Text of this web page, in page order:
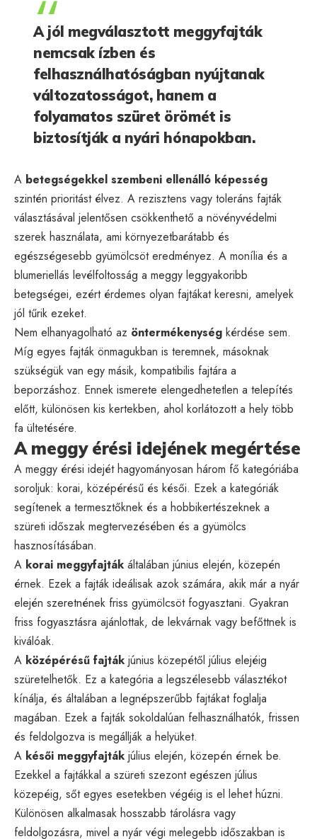
A jól megválasztott meggyfajták
nemcsak ízben és
felhasználhatóságban nyújtanak
változatosságot, hanem a
folyamatos szüret örömét is
biztosítják a nyári hónapokban.
A betegségekkel szembeni ellenálló képesség
szintén prioritást élvez. A rezisztens vagy toleráns fajták
választásával jelentősen csökkenthető a növényvédelmi
szerek használata, ami környezetbarátabb és
egészségesebb gyümölcsöt eredményez. A monília és a
blumeriellás levélfoltosság a meggy leggyakoribb
betegségei, ezért érdemes olyan fajtákat keresni, amelyek
jól tűrik ezeket.
Nem elhanyagolható az öntermékenység kérdése sem.
Míg egyes fajták önmagukban is teremnek, másoknak
szükségük van egy másik, kompatibilis fajtára a
beporzáshoz. Ennek ismerete elengedhetetlen a telepítés
előtt, különösen kis kertekben, ahol korlátozott a hely több
fa ültetésére.
A meggy érési idejének megértése
A meggy érési idejét hagyományosan három fő kategóriába
soroljuk: korai, középérésű és késői. Ezek a kategóriák
segítenek a termesztőknek és a hobbikertészeknek a
szüreti időszak megtervezésében és a gyümölcs
hasznosításában.
A korai meggyfajták általában június elején, közepén
érnek. Ezek a fajták ideálisak azok számára, akik már a nyár
elején szeretnének friss gyümölcsöt fogyasztani. Gyakran
friss fogyasztásra ajánlottak, de lekvárnak vagy befőttnek is
kiválóak.
A középérésű fajták június közepétől július elejéig
szüretelhetők. Ez a kategória a legszélesebb választékot
kínálja, és általában a legnépszerűbb fajtákat foglalja
magában. Ezek a fajták sokoldalúan felhasználhatók, frissen
és feldolgozva is megállják a helyüket.
A késői meggyfajták július elején, közepén érnek be.
Ezekkel a fajtákkal a szüreti szezont egészen július
közepéig, sőt egyes esetekben végéig is el lehet húzni.
Különösen alkalmasak hosszabb tárolásra vagy
feldolgozásra, mivel a nyár végi melegebb időszakban is